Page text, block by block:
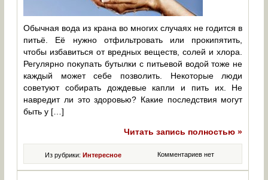
Обычная вода из крана во многих случаях не годится в
питьё. Её нужно отфильтровать или прокипятить,
чтобы избавиться от вредных веществ, солей и хлора.
Регулярно покупать бутылки с питьевой водой тоже не
каждый может себе позволить. Некоторые люди
советуют собирать дождевые капли и пить их. Не
навредит ли это здоровью? Какие последствия могут
быть у […]
Читать запись полностью »
Комментариев нет
Из рубрики:Интересное